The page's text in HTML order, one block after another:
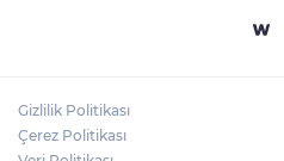
Gizlilik Politikası
Çerez Politikası